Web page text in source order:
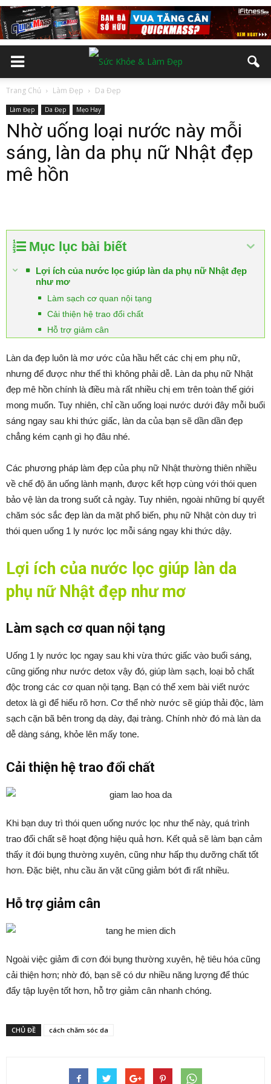
Trang Chủ Làm Đẹp Da Đẹp
Làm Đẹp Da Đẹp Mẹo Hay
Nhờ uống loại nước này mỗi
sáng, làn da phụ nữ Nhật đẹp
mê hồn
Mục lục bài biết
Lợi ích của nước lọc giúp làn da phụ nữ Nhật đẹp
như mơ
Làm sạch cơ quan nội tạng
Cải thiện hệ trao đổi chất
Hỗ trợ giảm cân
Làn da đẹp luôn là mơ ước của hầu hết các chị em phụ nữ,
nhưng để được như thế thì không phải dễ. Làn da phụ nữ Nhật
đẹp mê hồn chính là điều mà rất nhiều chị em trên toàn thế giới
mong muốn. Tuy nhiên, chỉ cần uống loại nước dưới đây mỗi buổi
sáng ngay sau khi thức giấc, làn da của bạn sẽ dần dần đẹp
chẳng kém cạnh gì họ đâu nhé.
Các phương pháp làm đẹp của phụ nữ Nhật thường thiên nhiều
về chế độ ăn uống lành mạnh, được kết hợp cùng với thói quen
bảo vệ làn da trong suốt cả ngày. Tuy nhiên, ngoài những bí quyết
chăm sóc sắc đẹp làn da mặt phổ biến, phụ nữ Nhật còn duy trì
thói quen uống 1 ly nước lọc mỗi sáng ngay khi thức dậy.
Lợi ích của nước lọc giúp làn da
phụ nữ Nhật đẹp như mơ
Làm sạch cơ quan nội tạng
Uống 1 ly nước lọc ngay sau khi vừa thức giấc vào buổi sáng,
cũng giống như nước detox vậy đó, giúp làm sạch, loại bỏ chất
độc trong các cơ quan nội tạng. Bạn có thể xem bài viết nước
detox là gì để hiểu rõ hơn. Cơ thể nhờ nước sẽ giúp thải độc, làm
sạch cặn bã bên trong dạ dày, đại tràng. Chính nhờ đó mà làn da
dễ dàng sáng, khỏe lên mấy tone.
Cải thiện hệ trao đổi chất
Khi bạn duy trì thói quen uống nước lọc như thế này, quá trình
trao đổi chất sẽ hoạt động hiệu quả hơn. Kết quả sẽ làm bạn cảm
thấy ít đói bụng thường xuyên, cũng như hấp thụ dưỡng chất tốt
hơn. Đặc biệt, nhu cầu ăn vặt cũng giảm bớt đi rất nhiều.
Hỗ trợ giảm cân
Ngoài việc giảm đi cơn đói bụng thường xuyên, hệ tiêu hóa cũng
cải thiện hơn; nhờ đó, bạn sẽ có dư nhiều năng lượng để thúc
đẩy tập luyện tốt hơn, hỗ trợ giảm cân nhanh chóng.
CHỦ ĐỀ cách chăm sóc da